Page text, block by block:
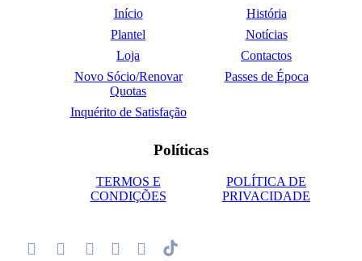
Início
História
Plantel
Notícias
Loja
Contactos
Novo Sócio/Renovar
Quotas
Passes de Época
Inquérito de Satisfação
Políticas
TERMOS E
CONDIÇÕES
POLÍTICA DE
PRIVACIDADE